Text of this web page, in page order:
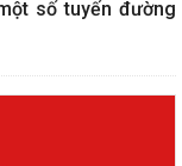
số tuyến đường